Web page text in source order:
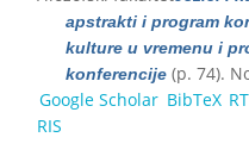
apstrakti i program
kulture u vremenu i
konferencije (p. 74).
Google Scholar BibTeX
RIS